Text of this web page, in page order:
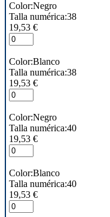
Color:Negro
Talla numérica:38
19,53 €
Color:Blanco
Talla numérica:38
19,53 €
Color:Negro
Talla numérica:40
19,53 €
Color:Blanco
Talla numérica:40
19,53 €